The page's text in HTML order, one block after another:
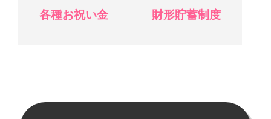
各種お祝い金 財形貯蓄制度